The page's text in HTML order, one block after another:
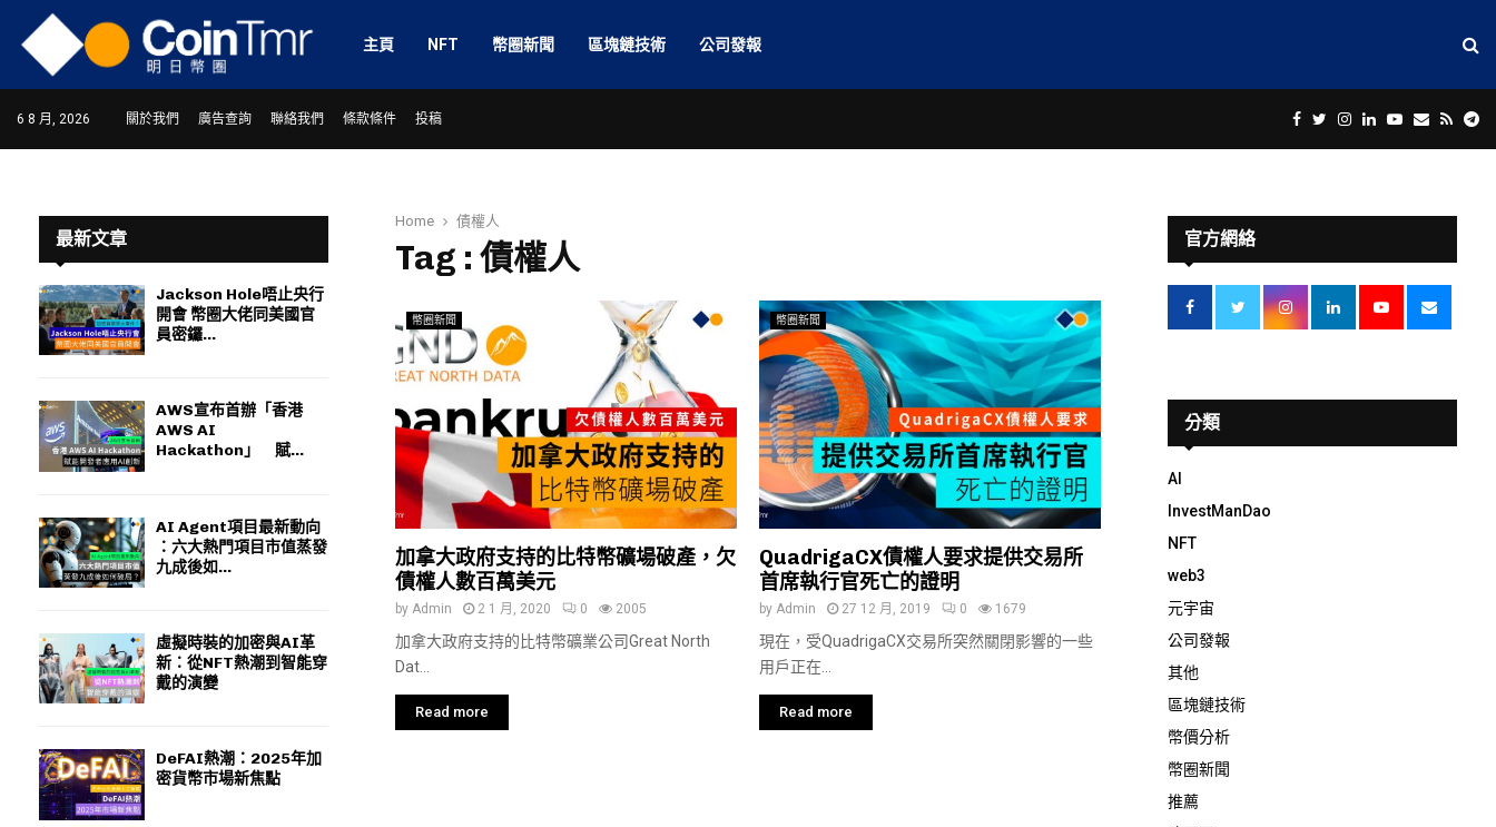
主頁 NFT 幣圈新聞 區塊鏈技術 公司發報
6 8 月, 2026 關於我們 廣告查詢 聯絡我們 條款條件 投稿 Facebook
Twitter
Instagram
LinkedinYoutube
Email
Rss
Home 債權人
Tag : 債權人
幣圈新聞
加拿大政府支持的比特幣礦場破產，欠
債權人數百萬美元
by Admin 2 1 月, 2020 0 2005
加拿大政府支持的比特幣礦業公司Great North
Dat...
Read more
幣圈新聞
QuadrigaCX債權人要求提供交易所
首席執行官死亡的證明
by Admin 27 12 月, 2019 0 1679
現在，受QuadrigaCX交易所突然關閉影響的一些
用戶正在...
Read more
最新文章
Jackson Hole唔止央行
開會 幣圈大佬同美國官
員密鑼...
AWS宣布首辦「香港
AWS AI
Hackathon」 賦...
AI Agent項目最新動向
：六大熱門項目市值蒸發
九成後如...
虛擬時裝的加密與AI革
新：從NFT熱潮到智能穿
戴的演變
DeFAI熱潮：2025年加
密貨幣市場新焦點
官方網絡
分類
AI
InvestManDao
NFT
web3
元宇宙
公司發報
其他
區塊鏈技術
幣價分析
幣圈新聞
推薦